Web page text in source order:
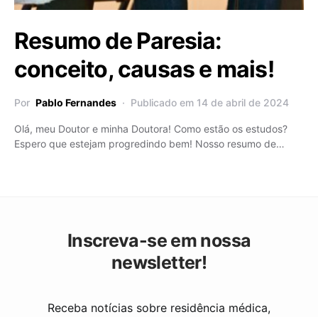
Resumo de Paresia:
conceito, causas e mais!
Por Pablo Fernandes Publicado em 14 de abril de 2024
Olá, meu Doutor e minha Doutora! Como estão os estudos?
Espero que estejam progredindo bem! Nosso resumo de…
Inscreva-se em nossa
newsletter!
Receba notícias sobre residência médica,